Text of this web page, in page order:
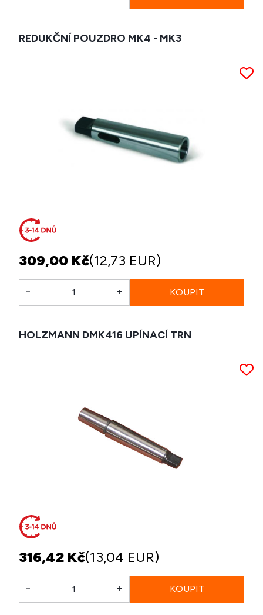
REDUKČNÍ POUZDRO MK4 - MK3
309,00 Kč(12,73 EUR)
- +
HOLZMANN DMK416 UPÍNACÍ TRN
316,42 Kč(13,04 EUR)
- +